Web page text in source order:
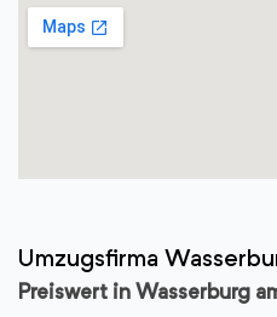
Umzugsfirma
Preiswert in Wasserburg